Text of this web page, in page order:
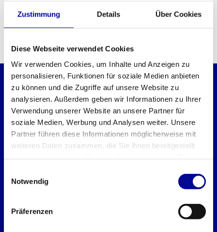
Zustimmung Details Über Cookies
Diese Webseite verwendet Cookies
Wir verwenden Cookies, um Inhalte und Anzeigen zu
personalisieren, Funktionen für soziale Medien anbieten
zu können und die Zugriffe auf unsere Website zu
analysieren. Außerdem geben wir Informationen zu Ihrer
Verwendung unserer Website an unsere Partner für
soziale Medien, Werbung und Analysen weiter. Unsere
Partner führen diese Informationen möglicherweise mit
weiteren Daten zusammen, die Sie ihnen bereitgestellt
Notwendig
Präferenzen
Handle Set
12,49Inkl. MwSt.
Trizepsseil
18,50Inkl. MwSt.
MÖCHTEST DU ÜBER UNSERE ANGEBOTE
INFORMIERT WERDEN?